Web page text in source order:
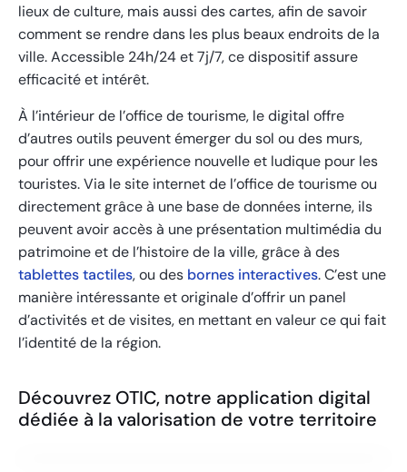
lieux de culture, mais aussi des cartes, afin de savoir
comment se rendre dans les plus beaux endroits de la
ville. Accessible 24h/24 et 7j/7, ce dispositif assure
efficacité et intérêt.
À l’intérieur de l’office de tourisme, le digital offre
d’autres outils peuvent émerger du sol ou des murs,
pour offrir une expérience nouvelle et ludique pour les
touristes. Via le site internet de l’office de tourisme ou
directement grâce à une base de données interne, ils
peuvent avoir accès à une présentation multimédia du
patrimoine et de l’histoire de la ville, grâce à des
tablettes tactiles, ou des bornes interactives. C’est une
manière intéressante et originale d’offrir un panel
d’activités et de visites, en mettant en valeur ce qui fait
l’identité de la région.
Découvrez OTIC, notre application digital
dédiée à la valorisation de votre territoire